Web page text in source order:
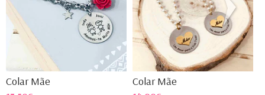
Colar Mãe Colar Mãe